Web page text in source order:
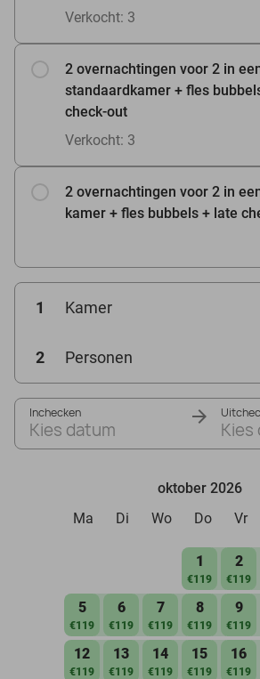
Verkocht: 3
2 overnachtingen voor 2 in
standaardkamer + fles
check-out
Verkocht: 3
2 overnachtingen voor 2 in
kamer + fles bubbels + late
1 Kamer
2 Personen
Inchecken
Kies datum Kies
oktober 2026
Ma
Di Wo Do Vr
1
€119
2
€119
5
€119
6
€119
7
€119
8
€119
9
€119
12
€119
13
€119
14
€119
15
€119
16
€119